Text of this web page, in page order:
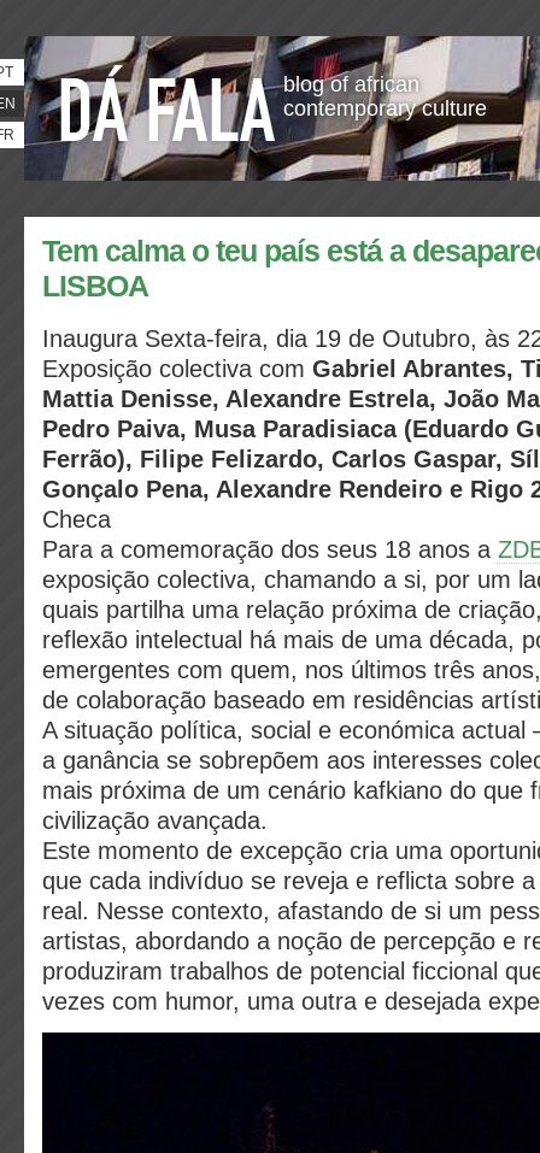
blog of african
contemporary culture
Tem calma o teu país está a
LISBOA
Inaugura Sexta-feira, dia 19 de Outubro, às
Exposição colectiva com Gabriel Abrantes,
Mattia Denisse, Alexandre Estrela, João
Pedro Paiva, Musa Paradisiaca (Eduardo
Ferrão), Filipe Felizardo, Carlos Gaspar,
Gonçalo Pena, Alexandre Rendeiro e Rigo
Checa
Para a comemoração dos seus 18 anos a
exposição colectiva, chamando a si, por um
quais partilha uma relação próxima de
reflexão intelectual há mais de uma década,
emergentes com quem, nos últimos três
de colaboração baseado em residências
A situação política, social e económica actual
a ganância se sobrepõem aos interesses
mais próxima de um cenário kafkiano do que
civilização avançada.
Este momento de excepção cria uma
que cada indivíduo se reveja e reflicta sobre
real. Nesse contexto, afastando de si um
artistas, abordando a noção de percepção e
produziram trabalhos de potencial ficcional
vezes com humor, uma outra e desejada